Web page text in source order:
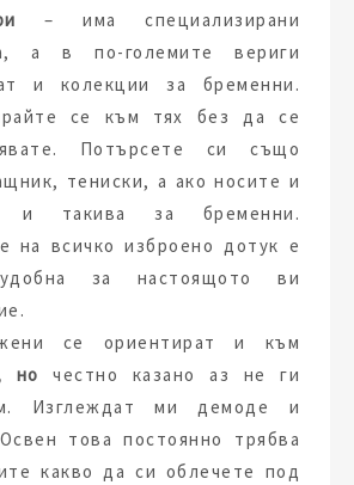
– има специализирани
а в по-големите вериги
и колекции за бременни.
се към тях без да се
Потърсете си също
тениски, а ако носите и
и такива за бременни.
на всичко изброено дотук е
за настоящото ви
се ориентират и към
но честно казано аз не ги
Изглеждат ми демоде и
това постоянно трябва
какво да си облечете под